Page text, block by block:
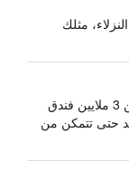
مثلك
يبحث HotelsCombined في أكثر من 3 ملايين فندق
حتى تتمكن من